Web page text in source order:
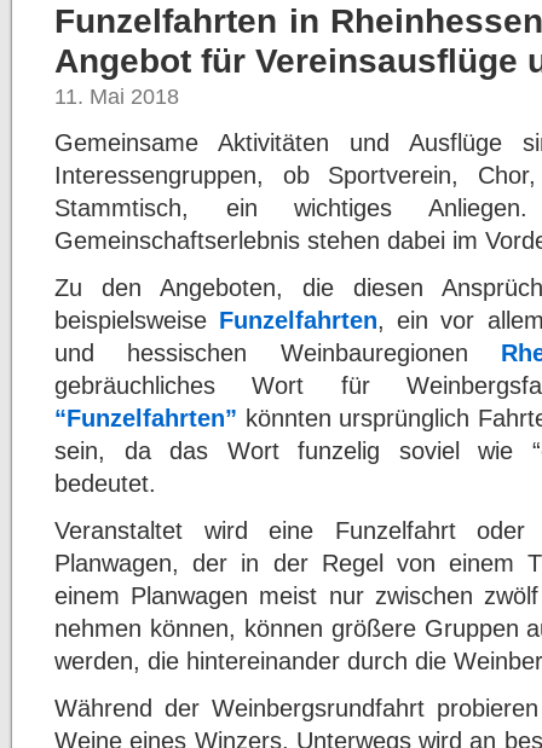
Funzelfahrten in
Angebot für Vereinsausflüge
11. Mai 2018
Gemeinsame Aktivitäten und Ausflüge
Interessengruppen, ob Sportverein,
Stammtisch, ein wichtiges
Gemeinschaftserlebnis stehen dabei im
Zu den Angeboten, die diesen
beispielsweise Funzelfahrten, ein vor
und hessischen Weinbauregionen
gebräuchliches Wort für
“Funzelfahrten” könnten ursprünglich
sein, da das Wort funzelig soviel wie
bedeutet.
Veranstaltet wird eine Funzelfahrt
Planwagen, der in der Regel von einem
einem Planwagen meist nur zwischen
nehmen können, können größere Gruppen
werden, die hintereinander durch die
Während der Weinbergsrundfahrt
Weine eines Winzers. Unterwegs wird an